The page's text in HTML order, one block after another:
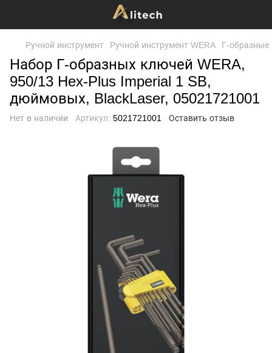
Ручной инструмент Ручной инструмент WERA Г-образные
Набор Г-образных ключей WERA,
950/13 Hex-Plus Imperial 1 SB,
дюймовых, BlackLaser, 05021721001
Нет в наличии Артикул: 5021721001 Оставить отзыв